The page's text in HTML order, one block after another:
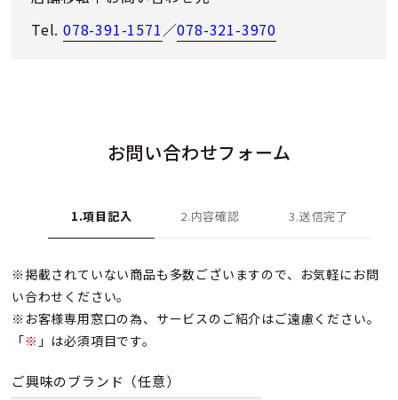
Tel. 078-391-1571／078-321-3970
お問い合わせフォーム
1.項目記入 2.内容確認 3.送信完了
※掲載されていない商品も多数ございますので、お気軽にお問
い合わせください。
※お客様専用窓口の為、サービスのご紹介はご遠慮ください。
「※ 」は必須項目です。
ご興味のブランド （任意）